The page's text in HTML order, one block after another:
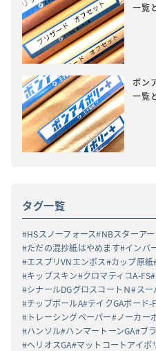
一覧
ボン
一覧
タグ一覧
HSスノーフォース NBスターア
ただの混抄紙はやめます インバ
エスプリVNエンボス カップ原紙
キップスキン クロマティコA-FS
シナールDGグロスコートＮ ス
チップボールA テイクGAボード-
トレーシングペーパー ノーカー
ハンソル ハンマートーンGA ブ
ヘリオスGA マットコートアイボ